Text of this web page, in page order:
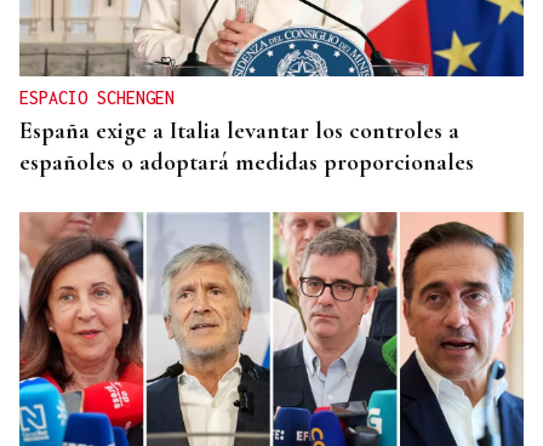
ESPACIO SCHENGEN
España exige a Italia levantar los controles a
españoles o adoptará medidas proporcionales